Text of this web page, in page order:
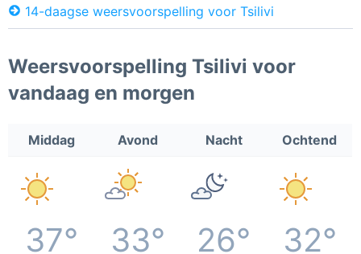
14-daagse weersvoorspelling voor Tsilivi
Weersvoorspelling Tsilivi voor
vandaag en morgen
Middag Avond Nacht Ochtend
37° 33° 26° 32°